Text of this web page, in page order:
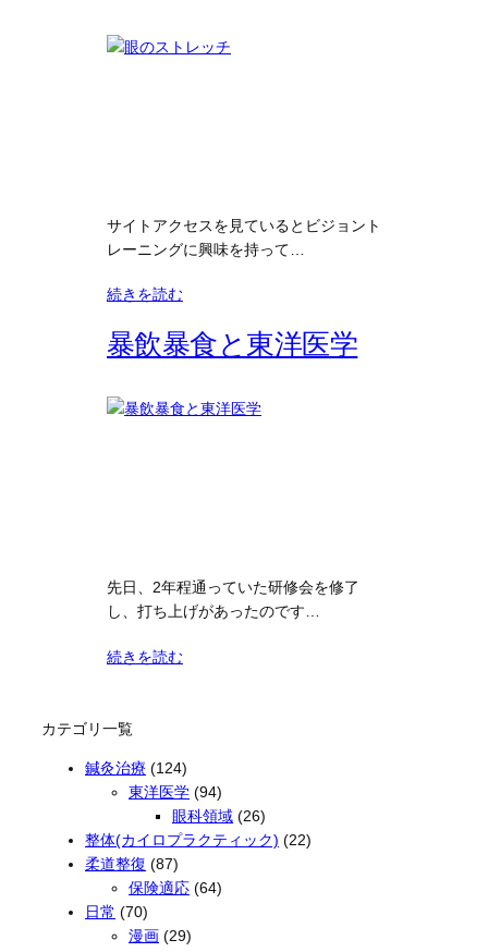
サイトアクセスを見ているとビジョント
レーニングに興味を持って…
続きを読む
暴飲暴食と東洋医学
先日、2年程通っていた研修会を修了
し、打ち上げがあったのです…
続きを読む
カテゴリ一覧
鍼灸治療 (124)
東洋医学 (94)
眼科領域 (26)
整体(カイロプラクティック) (22)
柔道整復 (87)
保険適応 (64)
日常 (70)
漫画 (29)